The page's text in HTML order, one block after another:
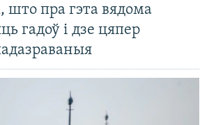
што пра гэта вядома
гадоў і дзе цяпер